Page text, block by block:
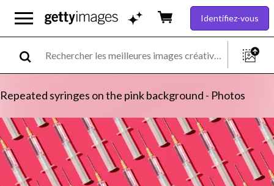
Identifiez-vous
Repeated syringes on the pink background - Photos